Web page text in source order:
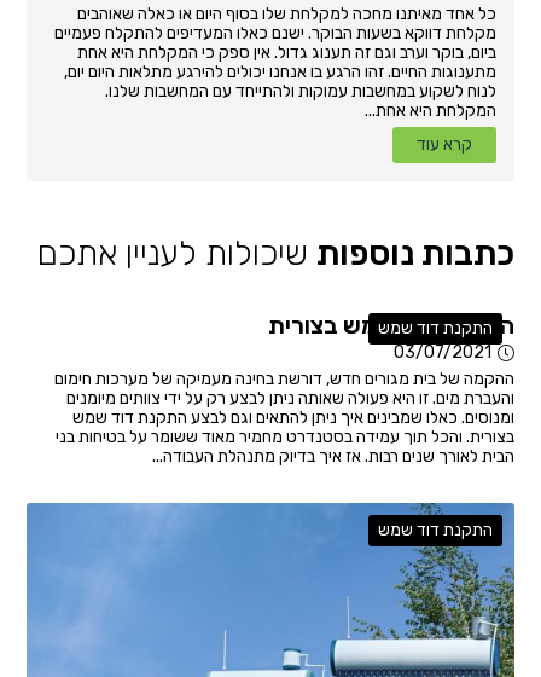
כל אחד מאיתנו מחכה למקלחת שלו בסוף היום או כאלה שאוהבים
מקלחת דווקא בשעות הבוקר. ישנם כאלו המעדיפים להתקלח פעמיים
ביום, בוקר וערב וגם זה תענוג גדול. אין ספק כי המקלחת היא אחת
מתענוגות החיים. זהו הרגע בו אנחנו יכולים להירגע מתלאות היום יום,
לנוח לשקוע במחשבות עמוקות ולהתייחד עם המחשבות שלנו.
המקלחת היא אחת...
קרא עוד
כתבות נוספות שיכולות לעניין אתכם
התקנת דוד שמש
התקנת דוד שמש בצורית
03/07/2021
ההקמה של בית מגורים חדש, דורשת בחינה מעמיקה של מערכות חימום
והעברת מים. זו היא פעולה שאותה ניתן לבצע רק על ידי צוותים מיומנים
ומנוסים. כאלו שמבינים איך ניתן להתאים וגם לבצע התקנת דוד שמש
בצורית. והכל תוך עמידה בסטנדרט מחמיר מאוד ששומר על בטיחות בני
הבית לאורך שנים רבות. אז איך בדיוק מתנהלת העבודה...
התקנת דוד שמש